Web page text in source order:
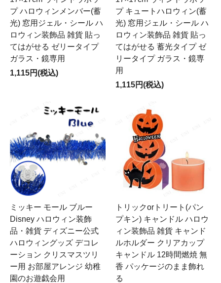
プ ハロウィンメンバー(蓄
光) 窓用ジェル・シール ハ
ロウィン装飾品 雑貨 貼っ
てはがせる ゼリータイプ
ガラス・鏡専用
1,115円(税込)
プ キュートハロウィン(蓄
光) 窓用ジェル・シール ハ
ロウィン装飾品 雑貨 貼っ
てはがせる 蓄光タイプ ゼ
リータイプ ガラス・鏡専
用
1,115円(税込)
ミッキー モール ブルー
Disney ハロウィン装飾
品・雑貨 ディズニー公式
ハロウィングッズ デコレ
ーション クリスマスツリ
ー用 お部屋アレンジ 幼稚
園のお遊戯会用
トリックorトリート(パン
プキン) キャンドル ハロウ
ィン装飾品 雑貨 キャンド
ルホルダー クリアカップ
キャンドル 12時間燃焼 無
香 パッケージのまま飾れ
る